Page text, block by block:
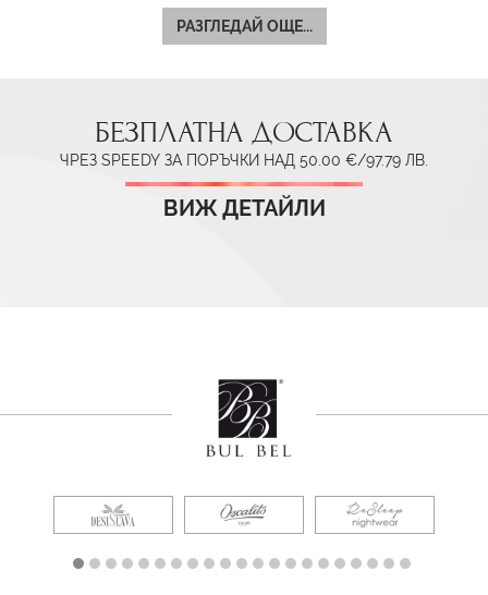
РАЗГЛЕДАЙ ОЩЕ...
БЕЗПЛАТНА ДОСТАВКА
ЧРЕЗ SPEEDY ЗА ПОРЪЧКИ НАД 50.00 €/97.79 ЛВ.
ВИЖ ДЕТАЙЛИ